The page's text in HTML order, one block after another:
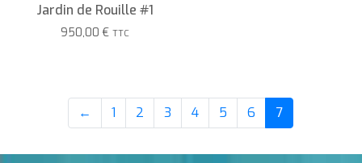
Jardin de Rouille #1
950,00€ TTC
← 1 2 3 4 5 6 7